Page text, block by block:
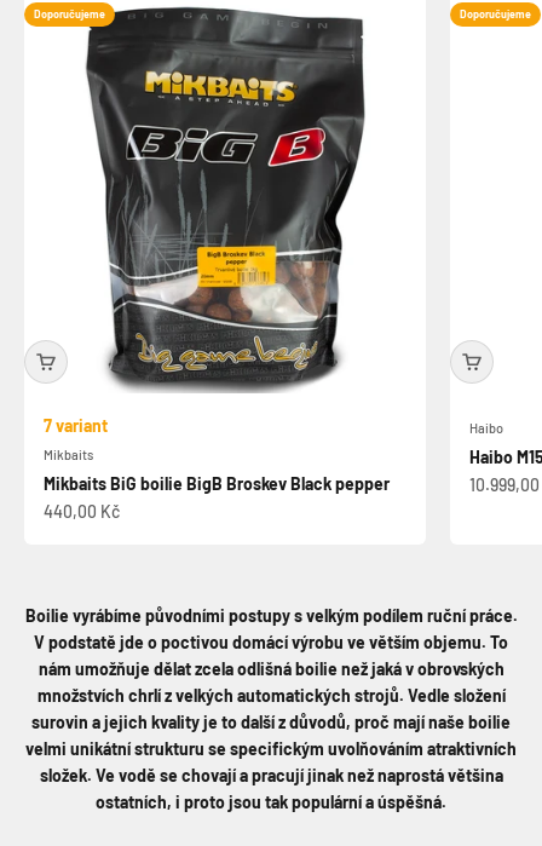
Doporučujeme
7 variant
Mikbaits
Mikbaits BiG boilie BigB Broskev Black pepper
Prodejní cena
440,00 Kč
Doporučujeme
Haibo
Haibo
Prodejní
Boilie vyrábíme původními postupy s velkým podílem ruční práce.
V podstatě jde o poctivou domácí výrobu ve větším objemu. To
nám umožňuje dělat zcela odlišná boilie než jaká v obrovských
množstvích chrlí z velkých automatických strojů. Vedle složení
surovin a jejich kvality je to další z důvodů, proč mají naše boilie
velmi unikátní strukturu se specifickým uvolňováním atraktivních
složek. Ve vodě se chovají a pracují jinak než naprostá většina
ostatních, i proto jsou tak populární a úspěšná.